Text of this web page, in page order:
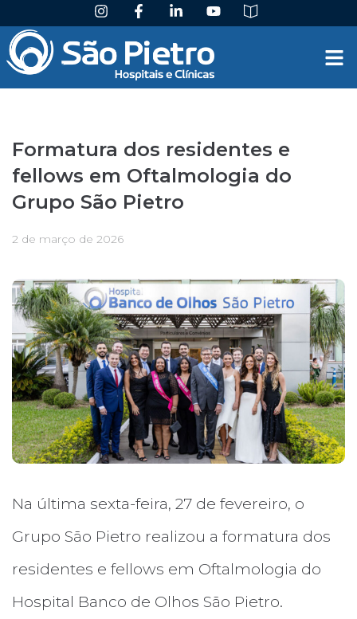
Formatura dos residentes e
fellows em Oftalmologia do
Grupo São Pietro
2 de março de 2026
Na última sexta-feira, 27 de fevereiro, o
Grupo São Pietro realizou a formatura dos
residentes e fellows em Oftalmologia do
Hospital Banco de Olhos São Pietro.